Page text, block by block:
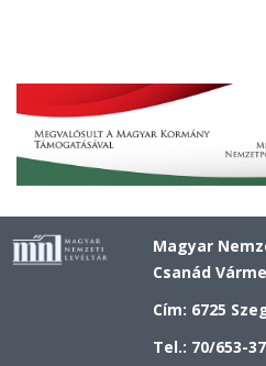
Magyar
Csanád
Cím: 6725
Tel.: 70/653-